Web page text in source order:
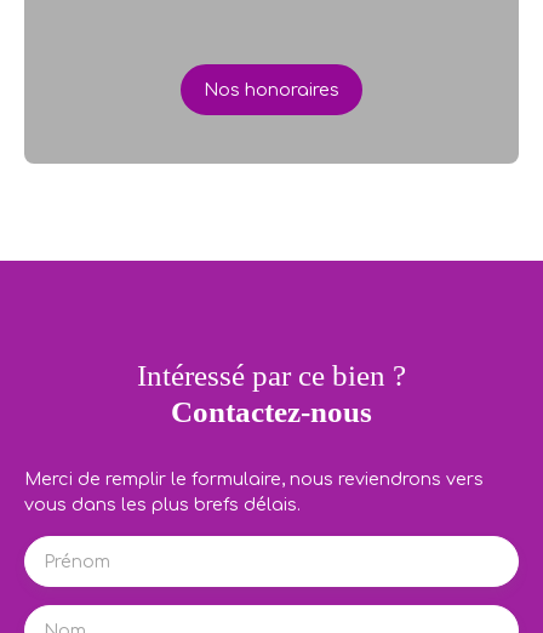
Nos honoraires
Intéressé par ce bien ?
Contactez-nous
Merci de remplir le formulaire, nous reviendrons vers
vous dans les plus brefs délais.
Prénom